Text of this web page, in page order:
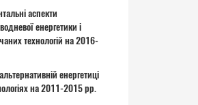
аспекти
енергетики і
технологій на 2016-
енергетиці
на 2011-2015 рр.